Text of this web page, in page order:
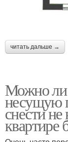
читать дальше →
Можно ли
несущую
снести
квартире